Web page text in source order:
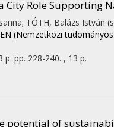
Role Supporting
TÓTH, Balázs István
(Nemzetközi
p. pp. 228-240. , 13 p.
potential of